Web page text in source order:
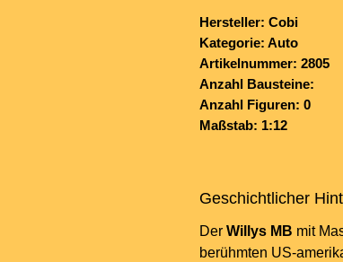
Hersteller: Cobi
Kategorie: Auto
Artikelnummer: 2805
Anzahl Bausteine:
Anzahl Figuren: 0
Maßstab: 1:12
Geschichtlicher
Der Willys MB mit
berühmten US-